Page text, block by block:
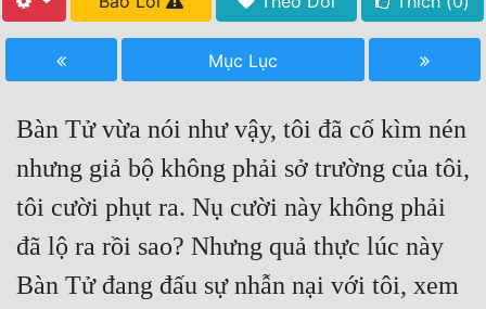
Hoàn Thành
Hậu Cung
Truyện Convert
Truyện Dịch
Mục Lục
Bàn Tử vừa nói như vậy, tôi đã cố kìm nén
nhưng giả bộ không phải sở trường của tôi,
tôi cười phụt ra. Nụ cười này không phải
đã lộ ra rồi sao? Nhưng quả thực lúc này
Bàn Tử đang đấu sự nhẫn nại với tôi, xem